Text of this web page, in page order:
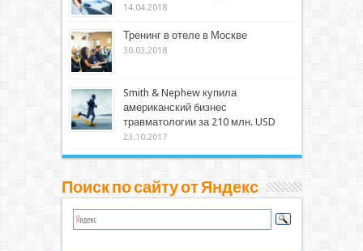
14.04.2018
Тренинг в отеле в Москве
30.03.2018
Smith & Nephew купила
американский бизнес
травматологии за 210 млн. USD
23.10.2017
Поиск по сайту от Яндекс